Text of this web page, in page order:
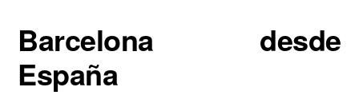
'underground'
Edición
Barcelona desde
España